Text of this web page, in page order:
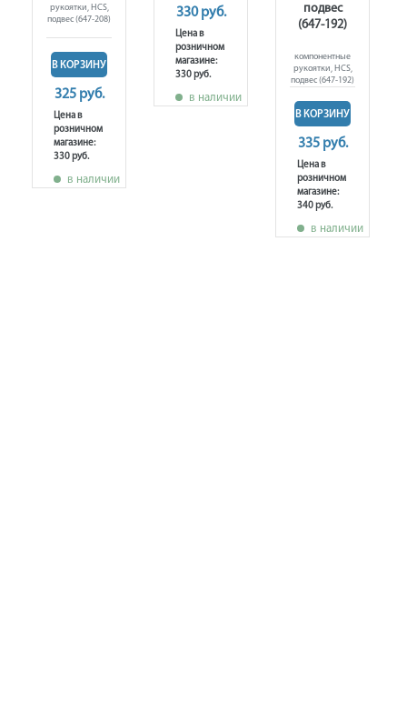
рукоятки, HCS,
подвес (647-208)
В КОРЗИНУ
325 руб.
Цена в
розничном
магазине:
330 руб.
в наличии
330 руб.
Цена в
розничном
магазине:
330 руб.
в наличии
подвес
(647-192)
компонентные
рукоятки, HCS,
подвес (647-192)
В КОРЗИНУ
335 руб.
Цена в
розничном
магазине:
340 руб.
в наличии